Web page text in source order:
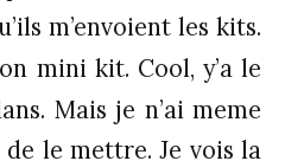
m’envoient les kits.
mini kit. Cool, y’a le
Mais je n’ai meme
le mettre. Je vois la